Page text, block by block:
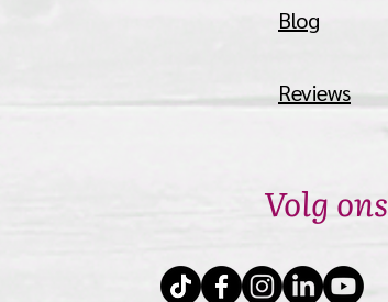
Blog
Reviews
Volg ons